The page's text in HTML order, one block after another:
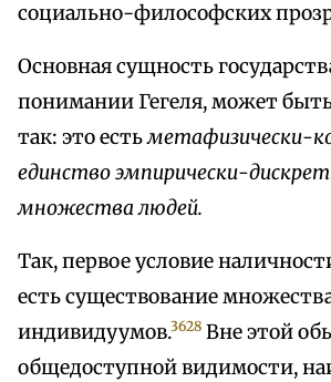
социально-философских
Основная сущность
понимании Гегеля, может
так: это естьметафизически-
единство эмпирически-
множества людей.
Так, первое условие
есть существование
индивидуумов.3628 Вне этой
общедоступной видимости,